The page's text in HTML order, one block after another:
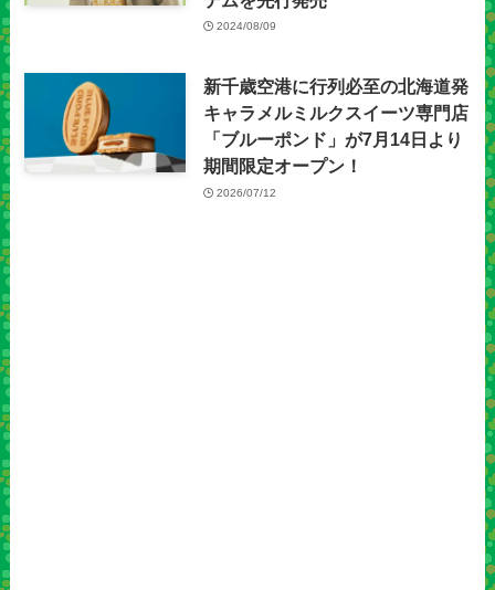
2024/08/09
新千歳空港に行列必至の北海道発
キャラメルミルクスイーツ専門店
「ブルーポンド」が7月14日より
期間限定オープン！
2026/07/12